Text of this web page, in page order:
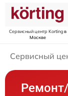
Сервисный центр Kortingв
Москве
Сервисный